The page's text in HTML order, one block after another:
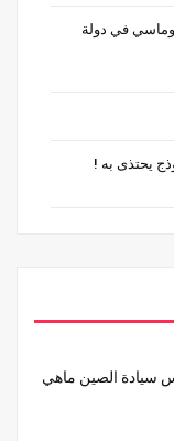
في دولة
يحتذى به !
سيادة الصين ماهي